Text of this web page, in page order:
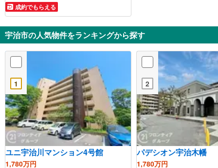
成約でもらえる
宇治市の人気物件をランキングから探す
1
ユニ宇治川マンション4号館
1,780万円
2
パデシオン宇治木幡
1,780万円